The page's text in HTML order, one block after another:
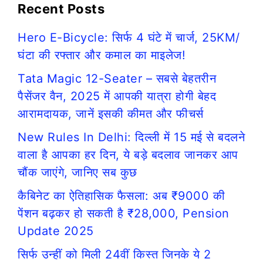
Recent Posts
Hero E-Bicycle: सिर्फ 4 घंटे में चार्ज, 25KM/
घंटा की रफ्तार और कमाल का माइलेज!
Tata Magic 12-Seater – सबसे बेहतरीन
पैसेंजर वैन, 2025 में आपकी यात्रा होगी बेहद
आरामदायक, जानें इसकी कीमत और फीचर्स
New Rules In Delhi: दिल्ली में 15 मई से बदलने
वाला है आपका हर दिन, ये बड़े बदलाव जानकर आप
चौंक जाएंगे, जानिए सब कुछ
कैबिनेट का ऐतिहासिक फैसला: अब ₹9000 की
पेंशन बढ़कर हो सकती है ₹28,000, Pension
Update 2025
सिर्फ उन्हीं को मिली 24वीं किस्त जिनके ये 2